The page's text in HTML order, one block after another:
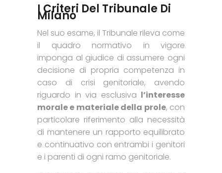
I Criteri Del Tribunale Di
Milano
Nel suo esame, il Tribunale rileva come
il quadro normativo in vigore
imponga al giudice di assumere ogni
decisione di propria competenza in
caso di crisi genitoriale, avendo
riguardo in via esclusiva l’interesse
morale e materiale della prole, con
particolare riferimento alla necessità
di mantenere un rapporto equilibrato
e continuativo con entrambi i genitori
e i parenti di ogni ramo genitoriale.